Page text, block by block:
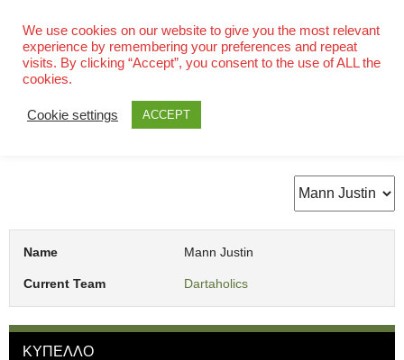
content
Mann Justin
Name Mann Justin
Current Team Dartaholics
ΚΥΠΕΛΛΟ
We use cookies on our website to give you the most relevant
experience by remembering your preferences and repeat
visits. By clicking “Accept”, you consent to the use of ALL the
cookies.
Cookie settings ACCEPT